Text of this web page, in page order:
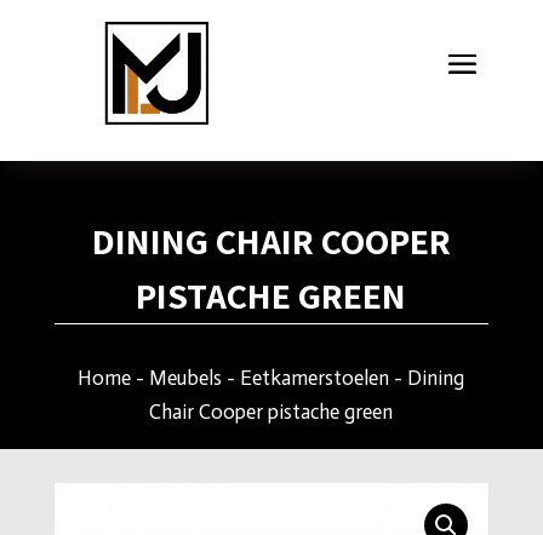
DINING CHAIR COOPER
PISTACHE GREEN
Home - Meubels - Eetkamerstoelen - Dining
Chair Cooper pistache green